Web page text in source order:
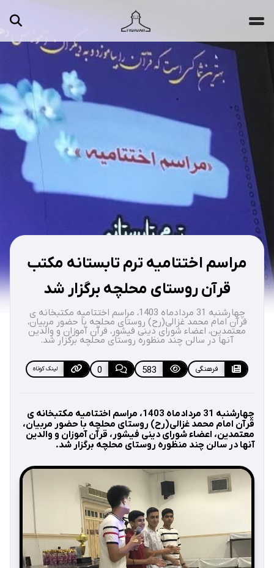
مقالات تصاویر
ویدیوها دسته‌بندی‌ها
جستجو ...
مراسم اختتامیه ترم تابستانه مکتب
قرآن روستای محلچه برگزار شد
چهارشنبه 31 مردادماه 1403، مراسم اختتامیه مکتبخانه ی
قرآن امام محمد غزالی(رح) روستای محلچه با حضور مربیان،
معتمدین، اعضاء شورای دینی فیشور، قرآن آموزان و والدین
آنها در سالن چند منظوره روستای محلچه برگزار شد.
فرهنگی 583
0 لینک کوتاه
چهارشنبه 31 مردادماه 1403، مراسم اختتامیه مکتبخانه ی
قرآن امام محمد غزالی(رح) روستای محلچه با حضور مربیان،
معتمدین، اعضاء شورای دینی فیشور، قرآن آموزان و والدین
آنها در سالن چند منظوره روستای محلچه برگزار شد.